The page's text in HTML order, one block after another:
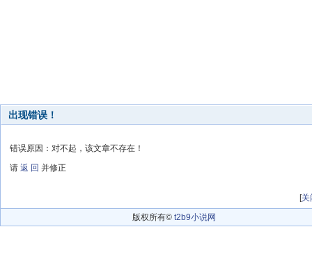
出现错误！
错误原因：对不起，该文章不存在！
请 返 回 并修正
[关
版权所有© t2b9小说网